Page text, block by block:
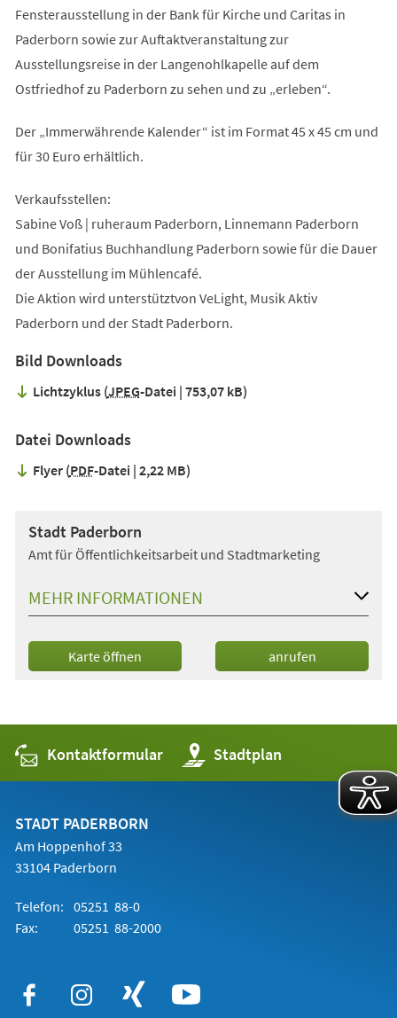
Fensterausstellung in der Bank für Kirche und Caritas in
Paderborn sowie zur Auftaktveranstaltung zur
Ausstellungsreise in der Langenohlkapelle auf dem
Ostfriedhof zu Paderborn zu sehen und zu „erleben“.
Der „Immerwährende Kalender“ ist im Format 45 x 45 cm und
für 30 Euro erhältlich.
Verkaufsstellen:
Sabine Voß | ruheraum Paderborn, Linnemann Paderborn
und Bonifatius Buchhandlung Paderborn sowie für die Dauer
der Ausstellung im Mühlencafé.
Die Aktion wird unterstütztvon VeLight, Musik Aktiv
Paderborn und der Stadt Paderborn.
Bild Downloads
Lichtzyklus JPEG-Datei 753,07 kB
Datei Downloads
Flyer PDF-Datei 2,22 MB
Stadt Paderborn
Amt für Öffentlichkeitsarbeit und Stadtmarketing
MEHR INFORMATIONEN
Karte öffnen
(Öffnet
in
anrufen
Kontaktformular Stadtplan
(Öffnet
in
einem
STADT PADERBORN
Am Hoppenhof 33
33104 Paderborn
Telefon: 05251 88-0
Fax:
05251 88-2000